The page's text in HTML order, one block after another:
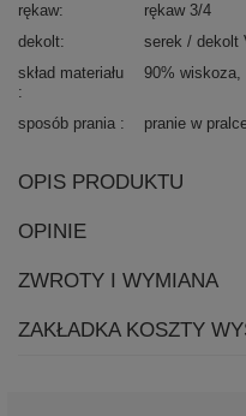
rękaw
rękaw 3/4
dekolt
serek / dekolt
skład materiału
90% wiskoza
sposób prania pranie w
OPIS PRODUKTU
OPINIE
ZWROTY I WYMIANA
ZAKŁADKA KOSZTY